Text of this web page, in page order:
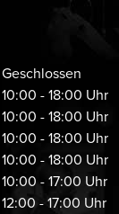
Geschlossen
10:00 - 18:00 Uhr
10:00 - 18:00 Uhr
10:00 - 18:00 Uhr
10:00 - 18:00 Uhr
10:00 - 17:00 Uhr
12:00 - 17:00 Uhr